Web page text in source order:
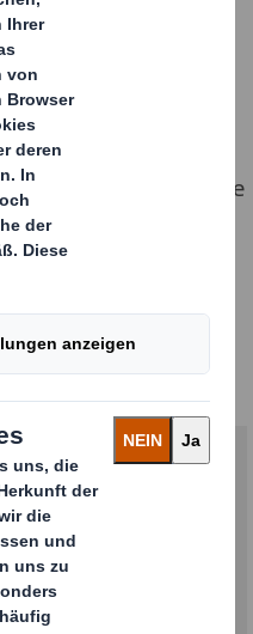
Lösungen
Anforderungen der
wasserdichten und
sich insbesondere